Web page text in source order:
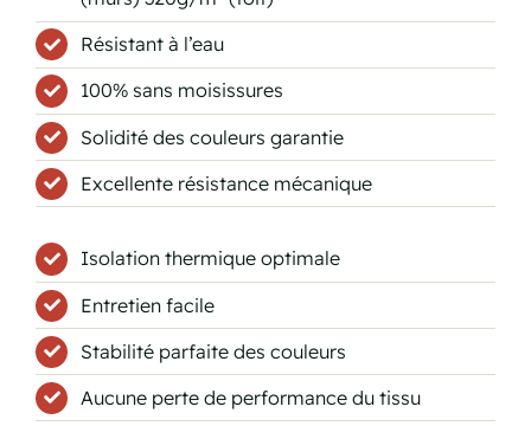
Résistant à l’eau
100% sans moisissures
Solidité des couleurs garantie
Excellente résistance mécanique
Isolation thermique optimale
Entretien facile
Stabilité parfaite des couleurs
Aucune perte de performance du tissu